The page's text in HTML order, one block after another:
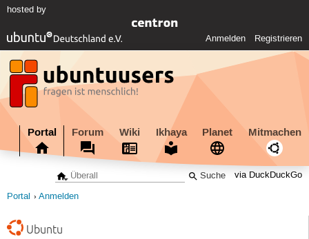
hosted by
Anmelden Registrieren
Portal Forum Wiki Ikhaya Planet Mitmachen
via DuckDuckGo
Portal Anmelden
Ubuntu